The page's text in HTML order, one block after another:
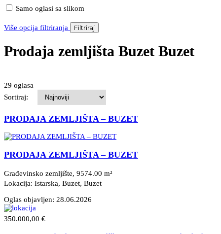
Samo oglasi sa slikom
Više opcija filtriranja Filtriraj
Prodaja zemljišta Buzet Buzet
29 oglasa
Sortiraj:
PRODAJA ZEMLJIŠTA – BUZET
PRODAJA ZEMLJIŠTA – BUZET
Građevinsko zemljište, 9574.00 m²
Lokacija: Istarska, Buzet, Buzet
Oglas objavljen: 28.06.2026
350.000,00 €